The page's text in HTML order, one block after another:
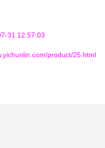
31 12:57:03
product/25.html